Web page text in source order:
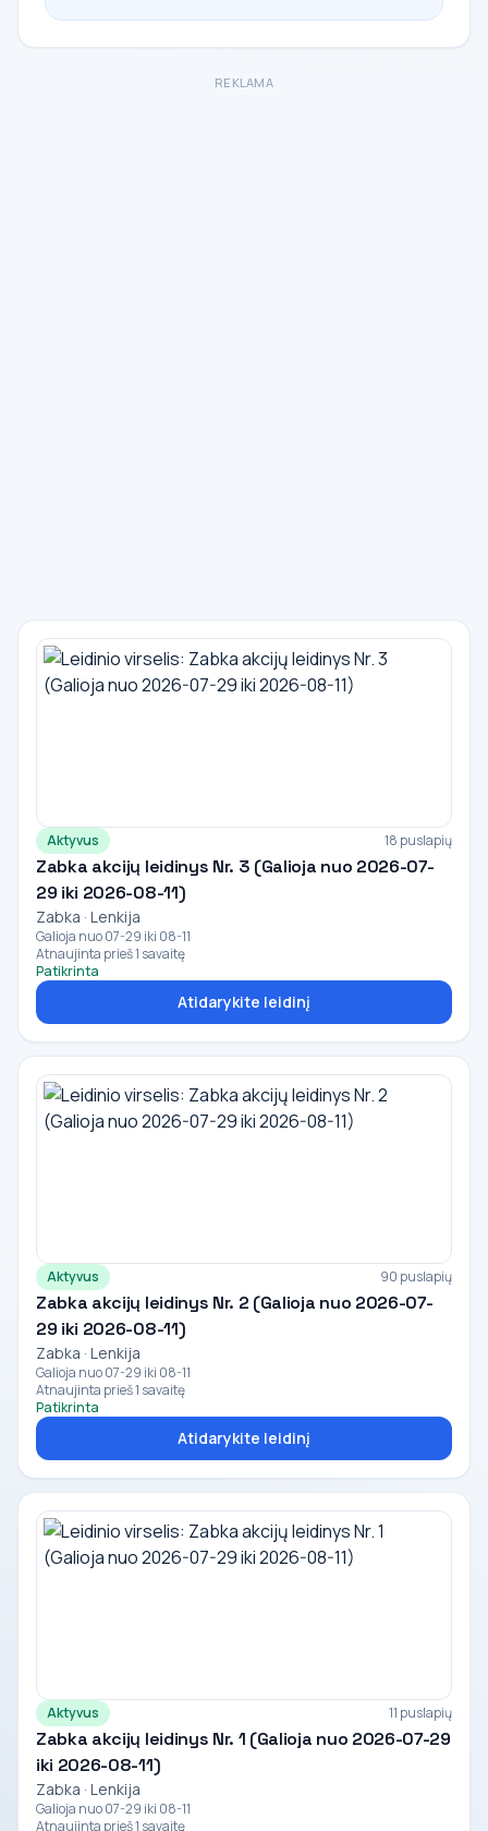
REKLAMA
Aktyvus 18 puslapių
Zabka akcijų leidinys Nr. 3 (Galioja nuo 2026-07-
29 iki 2026-08-11)
Zabka · Lenkija
Galioja nuo 07-29 iki 08-11
Atnaujinta prieš 1 savaitę
Patikrinta
Atidarykite leidinį
Aktyvus 90 puslapių
Zabka akcijų leidinys Nr. 2 (Galioja nuo 2026-07-
29 iki 2026-08-11)
Zabka · Lenkija
Galioja nuo 07-29 iki 08-11
Atnaujinta prieš 1 savaitę
Patikrinta
Atidarykite leidinį
Aktyvus 11 puslapių
Zabka akcijų leidinys Nr. 1 (Galioja nuo 2026-07-29
iki 2026-08-11)
Zabka · Lenkija
Galioja nuo 07-29 iki 08-11
Atnaujinta prieš 1 savaitę